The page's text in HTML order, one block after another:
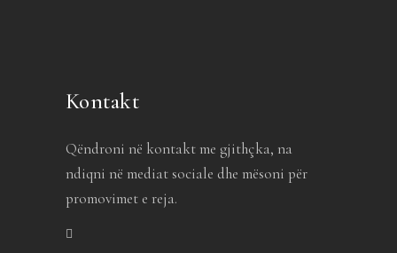
Kontakt
Qëndroni në kontakt me gjithçka, na
ndiqni në mediat sociale dhe mësoni për
promovimet e reja.